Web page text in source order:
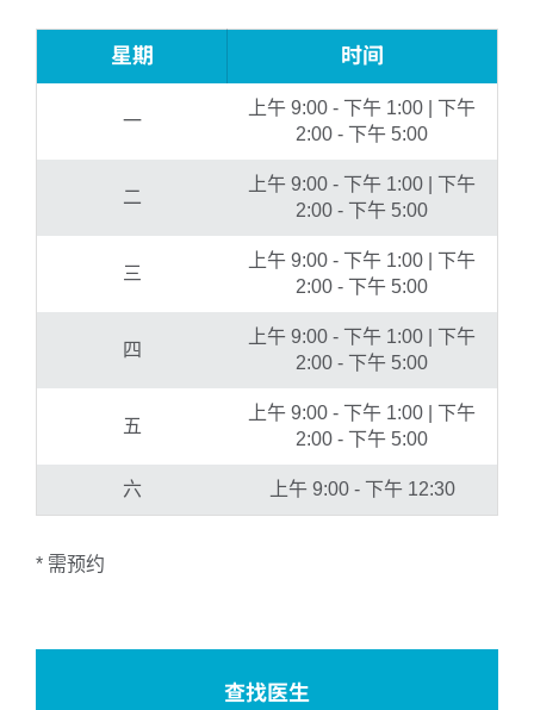
星期 时间
一
上午 9:00 - 下午 1:00 | 下午
2:00 - 下午 5:00
二
上午 9:00 - 下午 1:00 | 下午
2:00 - 下午 5:00
三
上午 9:00 - 下午 1:00 | 下午
2:00 - 下午 5:00
四
上午 9:00 - 下午 1:00 | 下午
2:00 - 下午 5:00
五
上午 9:00 - 下午 1:00 | 下午
2:00 - 下午 5:00
六 上午 9:00 - 下午 12:30
* 需预约
查找医生